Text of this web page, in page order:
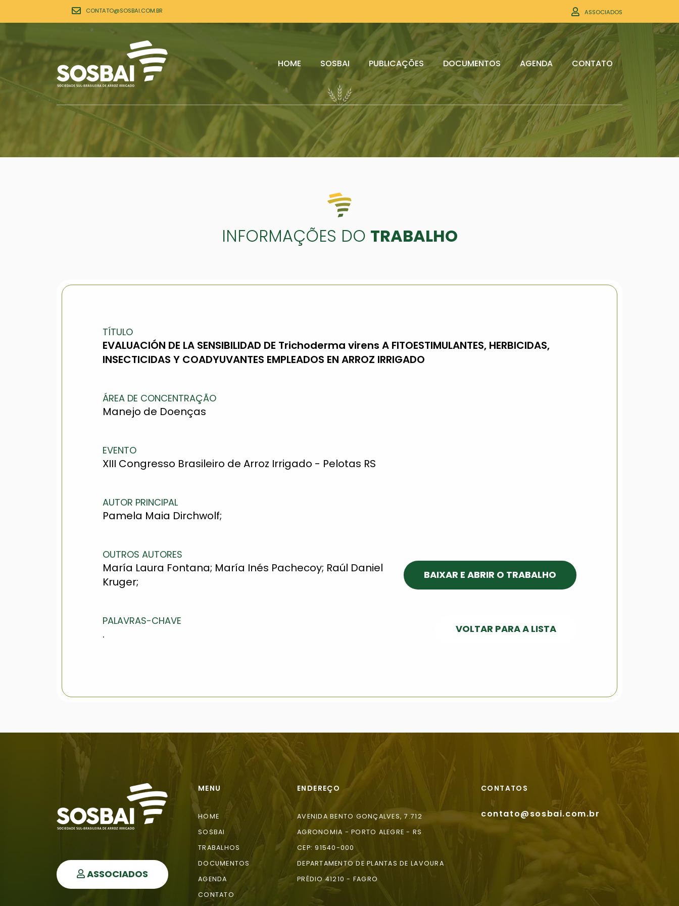
CONTATO@SOSBAI.COM.BR ASSOCIADOS
HOME SOSBAI PUBLICAÇÕES DOCUMENTOS AGENDA CONTATO
INFORMAÇÕES DO TRABALHO
TÍTULO
EVALUACIÓN DE LA SENSIBILIDAD DE Trichoderma virens A FITOESTIMULANTES, HERBICIDAS,
INSECTICIDAS Y COADYUVANTES EMPLEADOS EN ARROZ IRRIGADO
ÁREA DE CONCENTRAÇÃO
Manejo de Doenças
EVENTO
XIII Congresso Brasileiro de Arroz Irrigado - Pelotas RS
AUTOR PRINCIPAL
Pamela Maia Dirchwolf;
OUTROS AUTORES
María Laura Fontana; María Inés Pachecoy; Raúl Daniel
Kruger;
PALAVRAS-CHAVE
.
BAIXAR E ABRIR O TRABALHO
VOLTAR PARA A LISTA
ASSOCIADOS
MENU
HOME
SOSBAI
TRABALHOS
DOCUMENTOS
AGENDA
CONTATO
ENDEREÇO
AVENIDA BENTO GONÇALVES, 7.712
AGRONOMIA - PORTO ALEGRE - RS
CEP: 91540-000
DEPARTAMENTO DE PLANTAS DE LAVOURA
PRÉDIO 41210 - FAGRO
CONTATOS
contato@sosbai.com.br